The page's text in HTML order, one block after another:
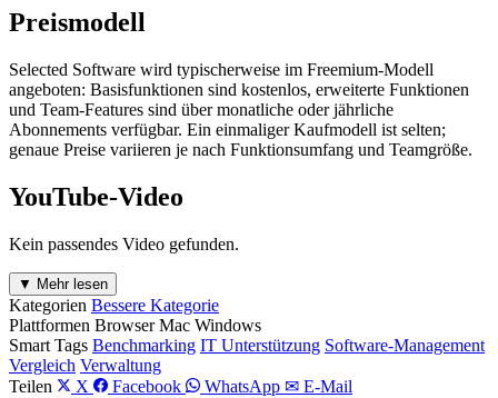
Preismodell
Selected Software wird typischerweise im Freemium-Modell
angeboten: Basisfunktionen sind kostenlos, erweiterte Funktionen
und Team-Features sind über monatliche oder jährliche
Abonnements verfügbar. Ein einmaliger Kaufmodell ist selten;
genaue Preise variieren je nach Funktionsumfang und Teamgröße.
YouTube-Video
Kein passendes Video gefunden.
▼ Mehr lesen
Kategorien Bessere Kategorie
Plattformen Browser Mac Windows
Smart Tags Benchmarking IT Unterstützung Software-Management
Vergleich Verwaltung
Teilen
X Facebook WhatsApp ✉ E-Mail